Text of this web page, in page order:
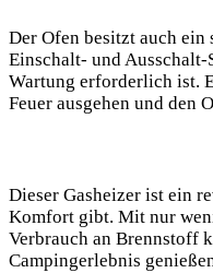
Der Ofen besitzt auch ein
Einschalt- und Ausschalt-
Wartung erforderlich ist.
Feuer ausgehen und den
Dieser Gasheizer ist ein
Komfort gibt. Mit nur
Verbrauch an Brennstoff
Campingerlebnis